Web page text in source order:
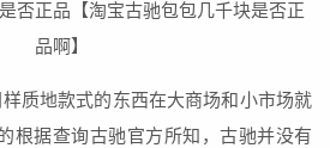
质地款式的东西在大商场和小市场就
根据查询古驰官方所知，古驰并没有